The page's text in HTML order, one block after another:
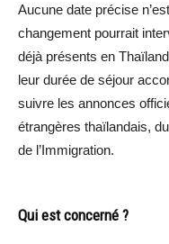
Aucune date précise
changement pourrait
déjà présents en
leur durée de séjour
suivre les annonces
étrangères thaïlandais,
de l’Immigration.
Qui est concerné ?